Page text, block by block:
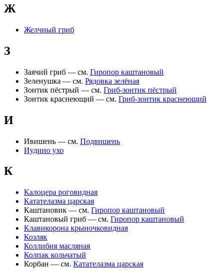
Ж
Желчный гриб
З
Заячий гриб — см. Гиропор каштановый
Зеленушка — см. Рядовка зелёная
Зонтик пёстрый — см. Гриб-зонтик пёстрый
Зонтик краснеющий — см. Гриб-зонтик краснеющий
И
Ивишень — см. Подвишень
Иудино ухо
К
Калоцера роговидная
Катателазма царская
Каштановик — см. Гиропор каштановый
Каштановый гриб — см. Гиропор каштановый
Клавикорона крыночковидная
Козляк
Коллибия масляная
Колпак кольчатый
Корбан — см. Катателазма царская